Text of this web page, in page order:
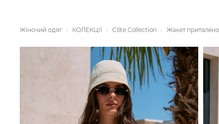
Жіночий одяг КОЛЕКЦІЇ Côte Collection Жакет